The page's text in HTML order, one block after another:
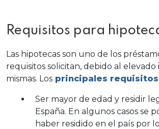
Requisitos para
Las hipotecas son uno de los
requisitos solicitan, debido al
mismas. Los principales requisitos
Ser mayor de edad y residir
España. En algunos casos se
haber residido en el país por